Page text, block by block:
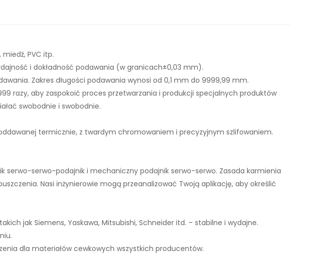
PVC itp.
i dokładność podawania (w granicach±0,03 mm).
Zakres długości podawania wynosi od 0,1 mm do 9999,99 mm.
razy, aby zaspokoić proces przetwarzania i produkcji specjalnych produktów
swobodnie i swobodnie.
termicznie, z twardym chromowaniem i precyzyjnym szlifowaniem.
serwo-serwo-podajnik i mechaniczny podajnik serwo-serwo. Zasada karmienia
Nasi inżynierowie mogą przeanalizować Twoją aplikację, aby określić
jak Siemens, Yaskawa, Mitsubishi, Schneider itd. – stabilne i wydajne.
dla materiałów cewkowych wszystkich producentów.